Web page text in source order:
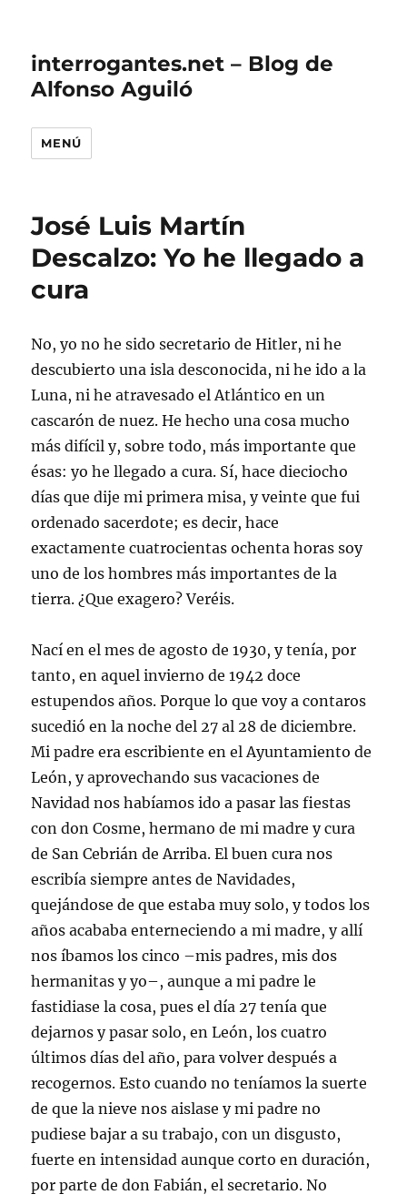
interrogantes.net – Blog de
Alfonso Aguiló
MENÚ
José Luis Martín
Descalzo: Yo he llegado a
cura
No, yo no he sido secretario de Hitler, ni he
descubierto una isla desconocida, ni he ido a la
Luna, ni he atravesado el Atlántico en un
cascarón de nuez. He hecho una cosa mucho
más difícil y, sobre todo, más importante que
ésas: yo he llegado a cura. Sí, hace dieciocho
días que dije mi primera misa, y veinte que fui
ordenado sacerdote; es decir, hace
exactamente cuatrocientas ochenta horas soy
uno de los hombres más importantes de la
tierra. ¿Que exagero? Veréis.
Nací en el mes de agosto de 1930, y tenía, por
tanto, en aquel invierno de 1942 doce
estupendos años. Porque lo que voy a contaros
sucedió en la noche del 27 al 28 de diciembre.
Mi padre era escribiente en el Ayuntamiento de
León, y aprovechando sus vacaciones de
Navidad nos habíamos ido a pasar las fiestas
con don Cosme, hermano de mi madre y cura
de San Cebrián de Arriba. El buen cura nos
escribía siempre antes de Navidades,
quejándose de que estaba muy solo, y todos los
años acababa enterneciendo a mi madre, y allí
nos íbamos los cinco –mis padres, mis dos
hermanitas y yo–, aunque a mi padre le
fastidiase la cosa, pues el día 27 tenía que
dejarnos y pasar solo, en León, los cuatro
últimos días del año, para volver después a
recogernos. Esto cuando no teníamos la suerte
de que la nieve nos aislase y mi padre no
pudiese bajar a su trabajo, con un disgusto,
fuerte en intensidad aunque corto en duración,
por parte de don Fabián, el secretario. No